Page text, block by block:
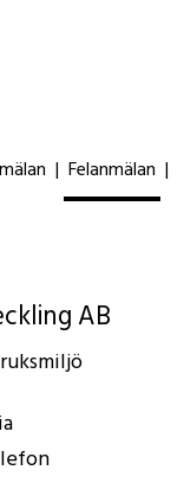
Felanmälan
AB